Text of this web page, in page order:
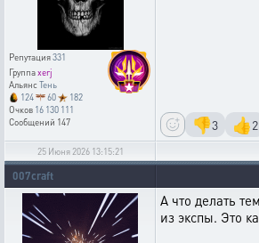
Репутация331
Группаxerj
АльянсТень
124
60
182
Очков 16 130 111
Сообщений 147 👎3 👍2
25 Июня 2026 13:15:21
007craft
А что делать
из экспы. Это